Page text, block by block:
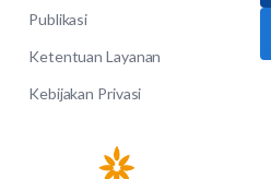
Publikasi
Ketentuan Layanan
Kebijakan Privasi